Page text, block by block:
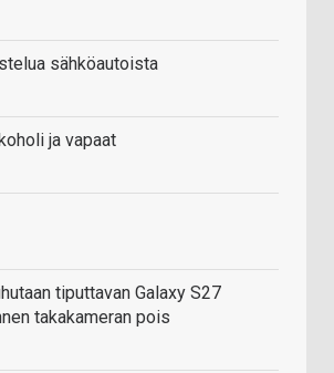
sähköautoista
ja vapaat
tiputtavan Galaxy S27
takakameran pois